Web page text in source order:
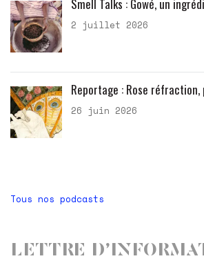
Smell Talks : Gowé, un
2 juillet 2026
Reportage : Rose
26 juin 2026
Tous nos podcasts
Lettre